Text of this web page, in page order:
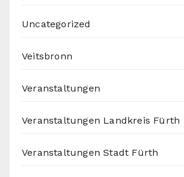
Uncategorized
Veitsbronn
Veranstaltungen
Veranstaltungen Landkreis Fürth
Veranstaltungen Stadt Fürth